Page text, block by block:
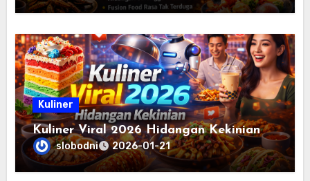
Kuliner
Kuliner Viral 2026 Hidangan Kekinian
slobodni 2026-01-21